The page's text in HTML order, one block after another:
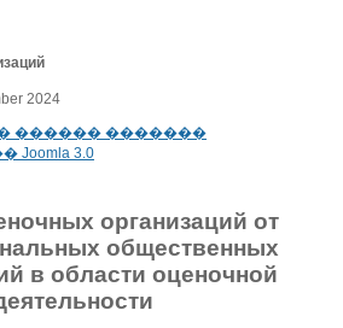
2024
������ �������
3.0
организаций от
общественных
в области оценочной